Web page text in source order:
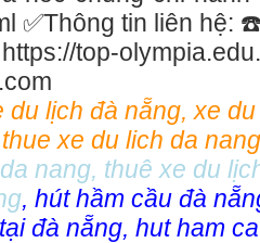
✅Thông tin liên hệ:
top-
du lịch đà nẵng,xe
thue xe du lich da nang
nang, thuê xe du
, hút hầm cầu đà
đà nẵng, hut ham